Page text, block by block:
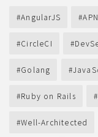
AngularJS APN
CircleCI
Golang
Ruby on Rails
Well-Architected